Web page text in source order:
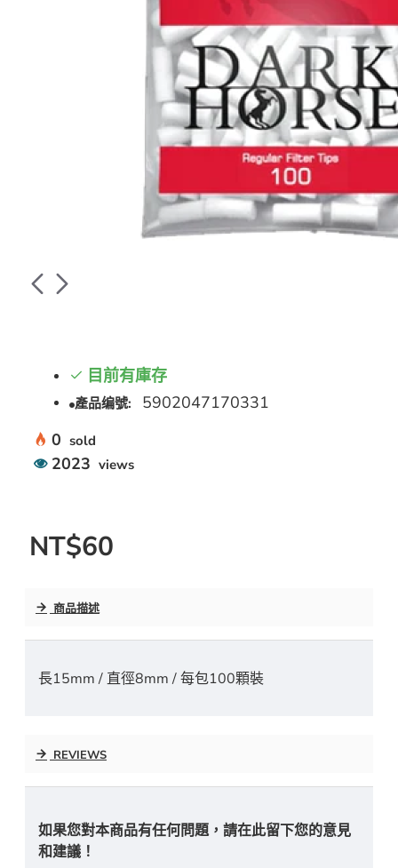
目前有庫存
產品编號:
5902047170331
0 sold
2023 views
NT$60
商品描述
長15mm / 直徑8mm / 每包100顆裝
REVIEWS
如果您對本商品有任何問題，請在此留下您的意見
和建議！